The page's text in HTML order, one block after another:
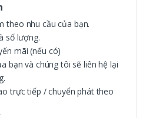
theo nhu cầu của bạn.
số lượng.
mãi (nếu có)
bạn và chúng tôi sẽ liên hệ lại
trực tiếp / chuyển phát theo